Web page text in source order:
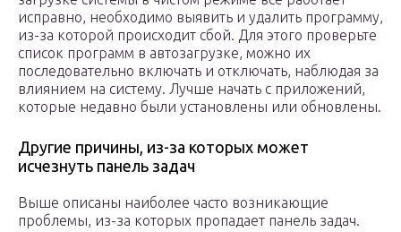
исправно, необходимо выявить и удалить программу,
из-за которой происходит сбой. Для этого проверьте
список программ в автозагрузке, можно их
последовательно включать и отключать, наблюдая за
влиянием на систему. Лучше начать с приложений,
которые недавно были установлены или обновлены.
Другие причины, из-за которых может
исчезнуть панель задач
Выше описаны наиболее часто возникающие
проблемы, из-за которых пропадает панель задач.